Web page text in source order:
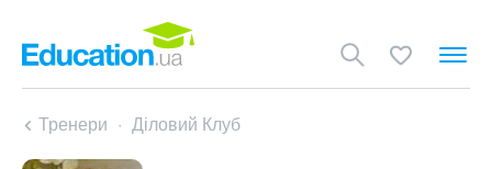
Тренери Діловий Клуб